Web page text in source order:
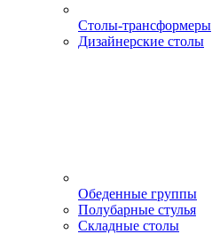
Столы-трансформеры
Дизайнерские столы
Обеденные группы
Полубарные стулья
Складные столы